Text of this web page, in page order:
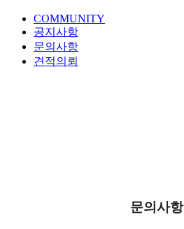
COMMUNITY
공지사항
문의사항
견적의뢰
문의사항